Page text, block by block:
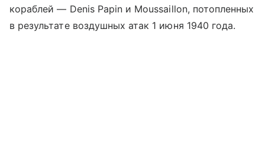
кораблей — Denis Papin и Moussaillon, потопленных
в результате воздушных атак 1 июня 1940 года.